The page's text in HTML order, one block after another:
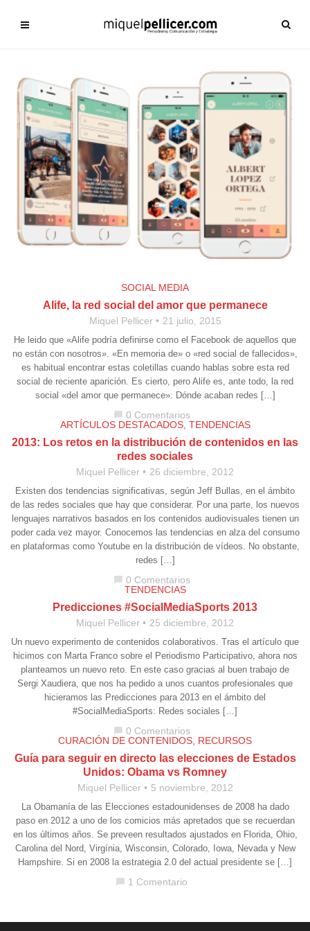
SOCIAL MEDIA
Alife, la red social del amor que permanece
Miquel Pellicer 21 julio, 2015
He leido que «Alife podría definirse como el Facebook de aquellos que
no están con nosotros». «En memoria de» o «red social de fallecidos»,
es habitual encontrar estas coletillas cuando hablas sobre esta red
social de reciente aparición. Es cierto, pero Alife es, ante todo, la red
social «del amor que permanece». Dónde acaban redes […]
chat_bubble 0 Comentarios
ARTÍCULOS DESTACADOS, TENDENCIAS
2013: Los retos en la distribución de contenidos en las
redes sociales
Miquel Pellicer 26 diciembre, 2012
Existen dos tendencias significativas, según Jeff Bullas, en el ámbito
de las redes sociales que hay que considerar. Por una parte, los nuevos
lenguajes narrativos basados en los contenidos audiovisuales tienen un
poder cada vez mayor. Conocemos las tendencias en alza del consumo
en plataformas como Youtube en la distribución de vídeos. No obstante,
redes […]
chat_bubble 0 Comentarios
TENDENCIAS
Predicciones #SocialMediaSports 2013
Miquel Pellicer 25 diciembre, 2012
Un nuevo experimento de contenidos colaborativos. Tras el artículo que
hicimos con Marta Franco sobre el Periodismo Participativo, ahora nos
planteamos un nuevo reto. En este caso gracias al buen trabajo de
Sergi Xaudiera, que nos ha pedido a unos cuantos profesionales que
hicieramos las Predicciones para 2013 en el ámbito del
#SocialMediaSports: Redes sociales […]
chat_bubble 0 Comentarios
CURACIÓN DE CONTENIDOS RECURSOS
Guía para seguir en directo las elecciones de Estados
Unidos: Obama vs Romney
Miquel Pellicer 5 noviembre, 2012
La Obamanía de las Elecciones estadounidenses de 2008 ha dado
paso en 2012 a uno de los comicios más apretados que se recuerdan
en los últimos años. Se preveen resultados ajustados en Florida, Ohio,
Carolina del Nord, Virgínia, Wisconsin, Colorado, Iowa, Nevada y New
Hampshire. Si en 2008 la estrategia 2.0 del actual presidente se […]
chat_bubble 1 Comentario
Aviso legal·Política de Privacidad·Política de Cookies